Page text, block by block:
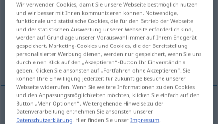
enfatizar [emfatiˈθar] v/t
Übersicht aller Übersetzungen
(Für mehr Details die Übersetzung anklicken/antippen)
betonen, hervorheben, Nachdruck legen auf
betonen,hervorheben enfatizar (≈ destacar)
Wir verwenden Cookies, damit Sie unsere Webseite bestmöglich nutzen
und wir besser mit Ihnen kommunizieren können. Notwendige,
funktionale und statistische Cookies, die für den Betrieb der Webseite
und der statistischen Auswertung unserer Webseite erforderlich sind,
werden auf Grundlage unserer Vorauswahl immer auf Ihrem Endgerät
gespeichert. Marketing-Cookies und Cookies, die der Bereitstellung
personalisierter Werbung dienen, werden nur gespeichert, wenn Sie uns
durch einen Klick auf den „Akzeptieren“-Button Ihr Einverständnis
geben. Klicken Sie ansonsten auf „Fortfahren ohne Akzeptieren“. Sie
können Ihre Einwilligung jederzeit für zukünftige Besuche unserer
Webseite widerrufen. Wenn Sie weitere Informationen zu den Cookies
und den Anpassungsmöglichkeiten möchten, klicken Sie einfach auf den
Button „Mehr Optionen“. Weitergehende Hinweise zu der
Datenverarbeitung entnehmen Sie ansonsten unserer
Datenschutzerklärung. Hier finden Sie unserImpressum.